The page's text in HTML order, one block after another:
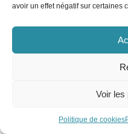
avoir un effet négatif sur certaines
Voir les
Politique de cookies